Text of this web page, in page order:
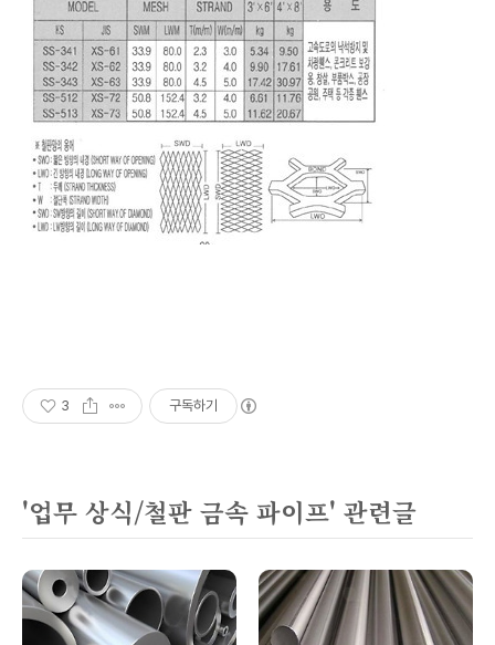
3 구독하기
'업무 상식/철판 금속 파이프' 관련글